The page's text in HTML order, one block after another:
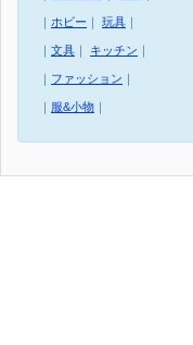
｜ ホビー ｜ 玩具 ｜
｜ 文具 ｜ キッチン ｜
｜ ファッション ｜
｜ 服&小物 ｜